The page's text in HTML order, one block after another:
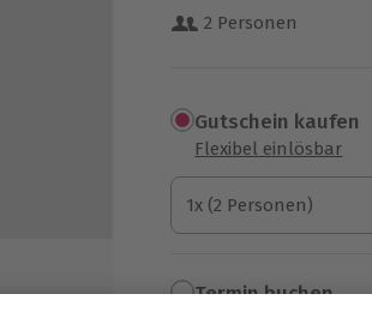
2 Personen
Gutschein kaufen
Flexibel einlösbar
1x (2 Personen)
1x (2 Personen)
1x (2 Personen)
Termin buchen